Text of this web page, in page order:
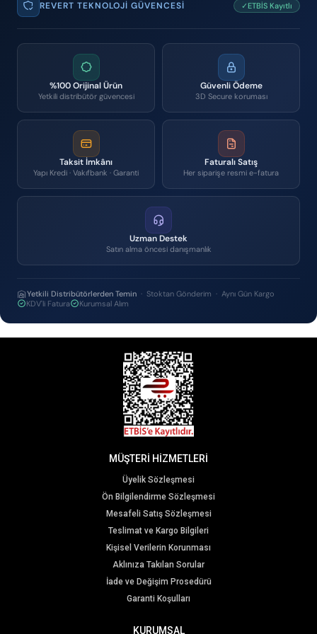
REVERT TEKNOLOJI GÜVENCESI ✓ETBİS Kayıtlı
%100 Orijinal Ürün
Yetkili distribütör güvencesi
Güvenli Ödeme
3D Secure koruması
Taksit İmkânı
Yapı Kredi · Vakıfbank · Garanti
Faturalı Satış
Her siparişe resmi e-fatura
Uzman Destek
Satın alma öncesi danışmanlık
Yetkili Distribütörlerden Temin · Stoktan Gönderim · Aynı Gün Kargo
KDV'li Fatura
Kurumsal Alım
MÜŞTERİ HİZMETLERİ
Üyelik Sözleşmesi
Ön Bilgilendirme Sözleşmesi
Mesafeli Satış Sözleşmesi
Teslimat ve Kargo Bilgileri
Kişisel Verilerin Korunması
Aklınıza Takılan Sorular
İade ve Değişim Prosedürü
Garanti Koşulları
KURUMSAL